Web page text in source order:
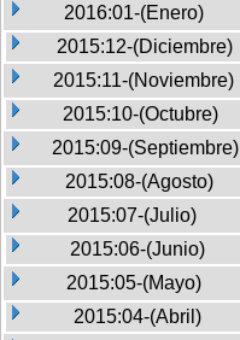
2016:01-(Enero)
2015:12-(Diciembre)
2015:11-(Noviembre)
2015:10-(Octubre)
2015:09-(Septiembre)
2015:08-(Agosto)
2015:07-(Julio)
2015:06-(Junio)
2015:05-(Mayo)
2015:04-(Abril)